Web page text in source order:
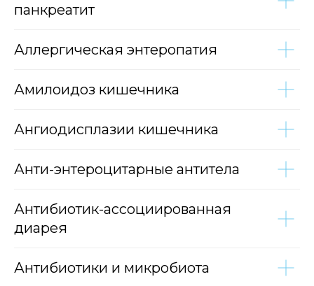
панкреатит
Аллергическая энтеропатия
Амилоидоз кишечника
Ангиодисплазии кишечника
Анти-энтероцитарные антитела
Антибиотик-ассоциированная
диарея
Антибиотики и микробиота